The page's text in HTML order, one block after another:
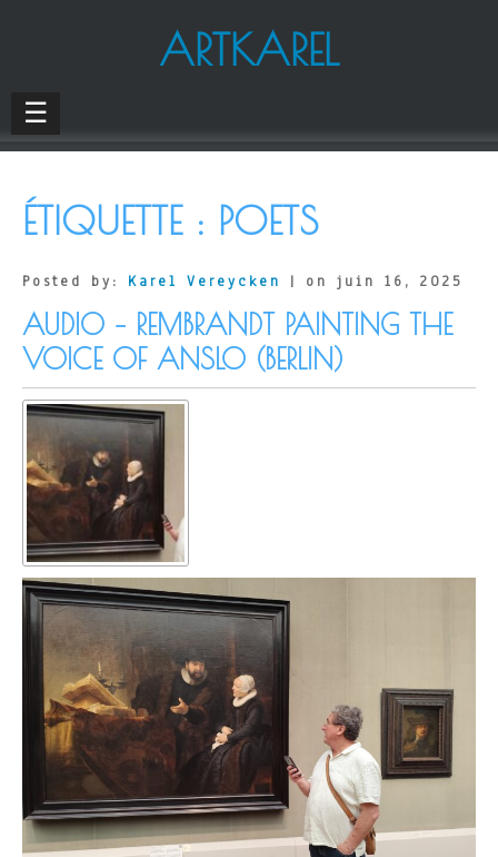
ARTKAREL
☰
ÉTIQUETTE : POETS
Posted by: Karel Vereycken | on juin 16, 2025
AUDIO – REMBRANDT PAINTING THE
VOICE OF ANSLO (BERLIN)